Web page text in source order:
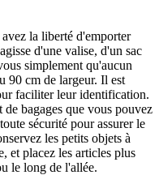
la liberté d'emporter
d'une valise, d'un sac
simplement qu'aucun
90 cm de largeur. Il est
faciliter leur identification.
bagages que vous pouvez
sécurité pour assurer le
les petits objets à
et placez les articles plus
le long de l'allée.